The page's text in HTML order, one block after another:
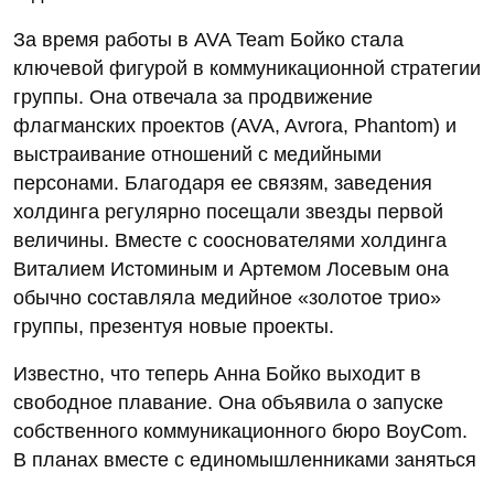
За время работы в AVA Team Бойко стала
ключевой фигурой в коммуникационной стратегии
группы. Она отвечала за продвижение
флагманских проектов (AVA, Avrora, Phantom) и
выстраивание отношений с медийными
персонами. Благодаря ее связям, заведения
холдинга регулярно посещали звезды первой
величины. Вместе с сооснователями холдинга
Виталием Истоминым и Артемом Лосевым она
обычно составляла медийное «золотое трио»
группы, презентуя новые проекты.
Известно, что теперь Анна Бойко выходит в
свободное плавание. Она объявила о запуске
собственного коммуникационного бюро BoyCom.
В планах вместе с единомышленниками заняться